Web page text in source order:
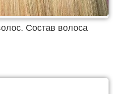
Состав волоса